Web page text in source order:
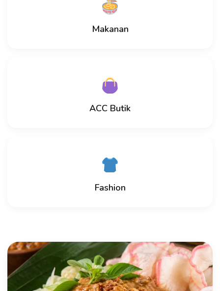
Makanan
ACC Butik
Fashion